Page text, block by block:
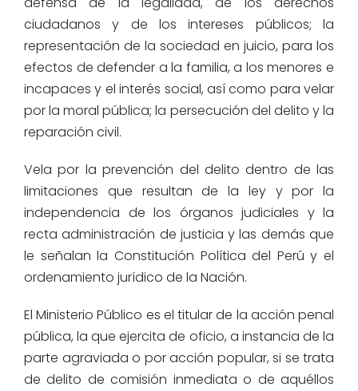
ciudadanos y de los intereses públicos; la
representación de la sociedad en juicio, para los
efectos de defender a la familia, a los menores e
incapaces y el interés social, así como para velar
por la moral pública; la persecución del delito y la
reparación civil.
Vela por la prevención del delito dentro de las
limitaciones que resultan de la ley y por la
independencia de los órganos judiciales y la
recta administración de justicia y las demás que
le señalan la Constitución Política del Perú y el
ordenamiento jurídico de la Nación.
El Ministerio Público es el titular de la acción penal
pública, la que ejercita de oficio, a instancia de la
parte agraviada o por acción popular, si se trata
de delito de comisión inmediata o de aquéllos